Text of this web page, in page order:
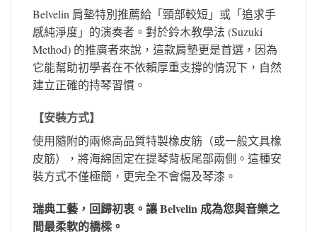
Belvelin 肩墊特別推薦給「頸部較短」或「追求手
感純淨度」的演奏者。對於鈴木教學法 (Suzuki
Method) 的推廣者來說，這款肩墊更是首選，因為
它能幫助初學者在不依賴厚重支撐的情況下，自然
建立正確的持琴習慣。
【安裝方式】
使用隨附的兩條高品質特製橡皮筋（或一般文具橡
皮筋），將海綿固定在提琴背板尾部兩側。這種安
裝方式不僅極簡，更完全不會傷及琴漆。
瑞典工藝，回歸初衷。讓 Belvelin 成為您與音樂之
間最柔軟的橋樑。